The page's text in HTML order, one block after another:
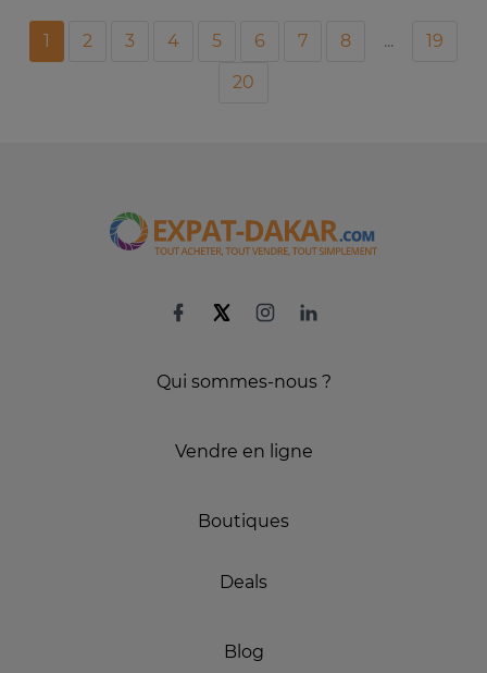
1 2 3 4 5 6 7 8 ...
19
20
Qui sommes-nous ?
Vendre en ligne
Boutiques
Deals
Blog